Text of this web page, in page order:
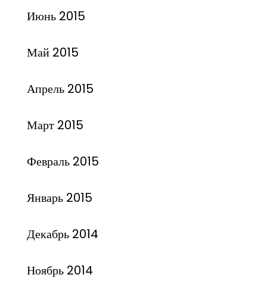
Июнь 2015
Май 2015
Апрель 2015
Март 2015
Февраль 2015
Январь 2015
Декабрь 2014
Ноябрь 2014